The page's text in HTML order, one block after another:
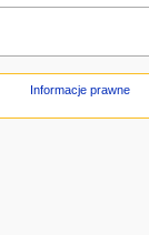
Informacje prawne